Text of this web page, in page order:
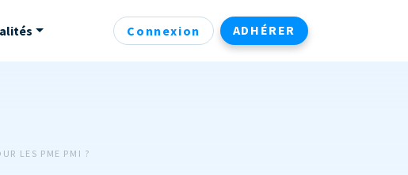
Connexion ADHÉRER
LES PME PMI ?